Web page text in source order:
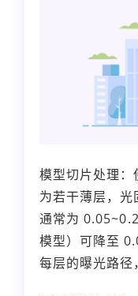
模型切片处理
为若干薄层，
通常为
模型）可降至
每层的曝光路径